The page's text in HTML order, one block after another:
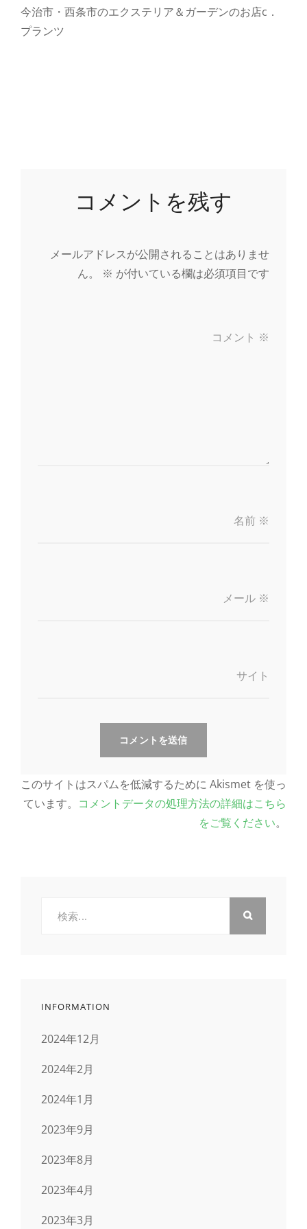
今治市・西条市のエクステリア＆ガーデンのお店c．
プランツ
コメントを残す
メールアドレスが公開されることはありませ
ん。
※ が付いている欄は必須項目です
コメント ※
名前 ※
メール ※
サイト
このサイトはスパムを低減するために Akismet を使っ
ています。 コメントデータの処理方法の詳細はこちら
をご覧ください。
INFORMATION
2024年12月
2024年2月
2024年1月
2023年9月
2023年8月
2023年4月
2023年3月